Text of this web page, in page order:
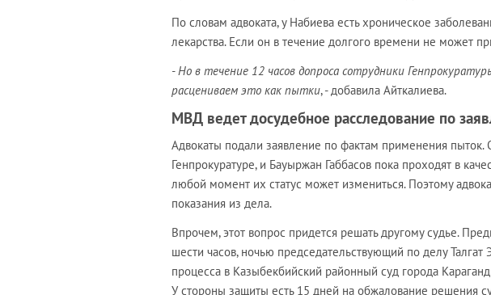
По словам адвоката, у Набиева есть хроническое
лекарства. Если он в течение долгого времени не может
- Но в течение 12 часов допроса сотрудники
расцениваем это как пытки, - добавила Айткалиева.
МВД ведет досудебное расследование по
Адвокаты подали заявление по фактам применения пыток.
Генпрокуратуре, и Бауыржан Габбасов пока проходят в
любой момент их статус может измениться. Поэтому
показания из дела.
Впрочем, этот вопрос придется решать другому судье.
шести часов, ночью председательствующий по делу Талгат
процесса в Казыбекбийский районный суд города
У стороны защиты есть 15 дней на обжалование решения